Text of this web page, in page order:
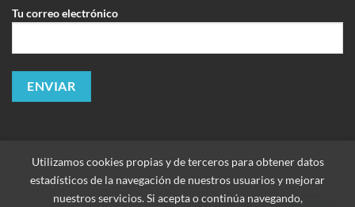
Tu correo electrónico
Utilizamos cookies propias y de terceros para obtener datos
estadísticos de la navegación de nuestros usuarios y mejorar
nuestros servicios. Si acepta o continúa navegando,